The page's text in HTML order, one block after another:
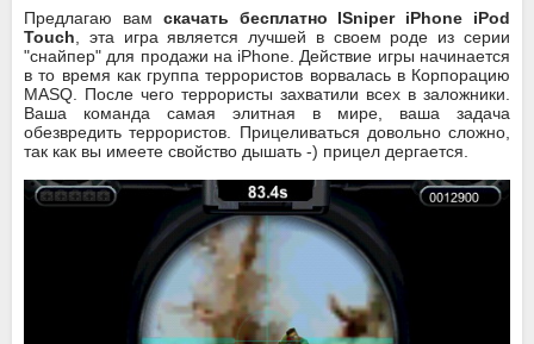
Предлагаю вам скачать бесплатно ISniper iPhone iPod
Touch , эта игра является лучшей в своем роде из серии
"снайпер" для продажи на iPhone. Действие игры начинается
в то время как группа террористов ворвалась в Корпорацию
MASQ. После чего террористы захватили всех в заложники.
Ваша команда самая элитная в мире, ваша задача
обезвредить террористов. Прицеливаться довольно сложно,
так как вы имеете свойство дышать -) прицел дергается.